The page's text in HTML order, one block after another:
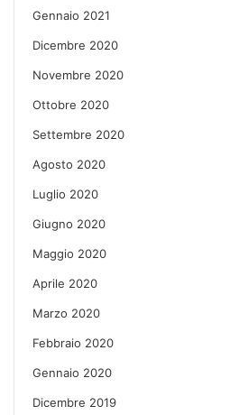
Gennaio 2021
Dicembre 2020
Novembre 2020
Ottobre 2020
Settembre 2020
Agosto 2020
Luglio 2020
Giugno 2020
Maggio 2020
Aprile 2020
Marzo 2020
Febbraio 2020
Gennaio 2020
Dicembre 2019